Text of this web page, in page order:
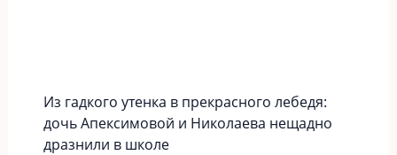
Из гадкого утенка в прекрасного лебедя:
дочь Апексимовой и Николаева нещадно
дразнили в школе